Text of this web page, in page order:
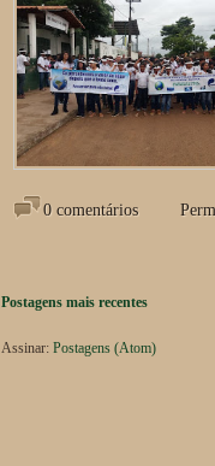
0 comentários
Postagens mais recentes
Assinar: Postagens (Atom)